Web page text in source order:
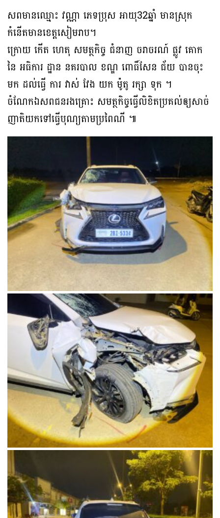
សពមានឈ្មោះ វណ្ណា ភេទប្រុស អាយុ32ឆ្នាំ មានស្រុក
កំនើតមានខេត្តសៀមរាប។
ក្រោយ កេីត ហេតុ សមត្ថកិច្ច ជំនាញ ចរាចរណ៍ ផ្លូវ គោក
នៃ អធិការ ដ្ឋាន នគរបាល ខណ្ឌ ពោធិ៍សែន ជ័យ បានចុះ
មក ដល់ធ្វេី ការ វាស់ វែង យក ម៉ូតូ រក្សា ទុក ។
ចំណែកឯសពជនរងគ្រោះ សមត្ថកិច្ចធ្វើលិខិតប្រគល់ឲ្យសាច់
ញាតិយកទៅធ្វើបុណ្យតាមប្រពៃណី ៕